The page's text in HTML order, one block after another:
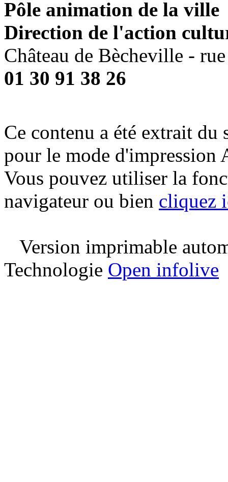
Pôle animation de la ville
Direction de l'action
Château de Bècheville -
01 30 91 38 26
Ce contenu a été extrait
pour le mode d'impression
Vous pouvez utiliser la
navigateur ou bien cliquez
Version imprimable
Technologie Open infolive